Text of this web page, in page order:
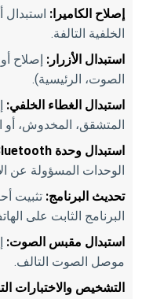
إصلاح الكاميرا: استبدال
الخلفية التالفة.
استبدال الأزرار: إصلاح
الصوت، الرئيسية).
استبدال الغطاء الخلفي:
المتشقق، المخدوش، أو
استبدال وحدة Wi-Fi / Bluetooth:
الوحدات المسؤولة عن
تحديث البرنامج: تثبيت
البرنامج الثابت على
استبدال مقبس الصوت:
موصل الصوت التالف.
التشخيص والاختبارات